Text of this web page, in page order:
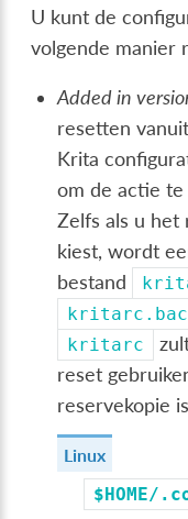
U kunt de
volgende manier
Added in
resetten
Krita
om de actie te
Zelfs als u het
kiest, wordt
bestand
kritarc
reset
reservekopie
Linux